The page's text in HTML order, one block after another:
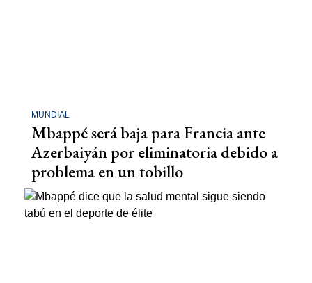
MUNDIAL
Mbappé será baja para Francia ante
Azerbaiyán por eliminatoria debido a
problema en un tobillo